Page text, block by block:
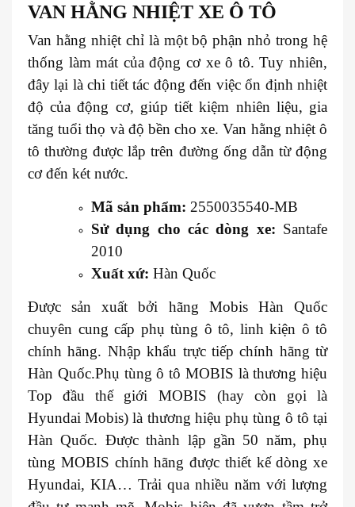
VAN HẰNG NHIỆT XE Ô TÔ
Van hằng nhiệt chỉ là một bộ phận nhỏ trong hệ
thống làm mát của động cơ xe ô tô. Tuy nhiên,
đây lại là chi tiết tác động đến việc ổn định nhiệt
độ của động cơ, giúp tiết kiệm nhiên liệu, gia
tăng tuổi thọ và độ bền cho xe. Van hằng nhiệt ô
tô thường được lắp trên đường ống dẫn từ động
cơ đến két nước.
Mã sản phẩm: 2550035540-MB
Sử dụng cho các dòng xe: Santafe
2010
Xuất xứ: Hàn Quốc
Được sản xuất bởi hãng Mobis Hàn Quốc
chuyên cung cấp phụ tùng ô tô, linh kiện ô tô
chính hãng. Nhập khẩu trực tiếp chính hãng từ
Hàn Quốc.Phụ tùng ô tô MOBIS là thương hiệu
Top đầu thế giới MOBIS (hay còn gọi là
Hyundai Mobis) là thương hiệu phụ tùng ô tô tại
Hàn Quốc. Được thành lập gần 50 năm, phụ
tùng MOBIS chính hãng được thiết kế dòng xe
Hyundai, KIA… Trải qua nhiều năm với lượng